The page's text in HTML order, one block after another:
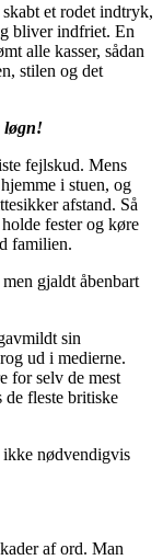
et rodet indtryk,
bliver indfriet. En
alle kasser, sådan
stilen og det
løgn!
fejlskud. Mens
i stuen, og
afstand. Så
fester og køre
familien.
gjaldt åbenbart
sin
ud i medierne.
for selv de mest
de fleste britiske
nødvendigvis
af ord. Man